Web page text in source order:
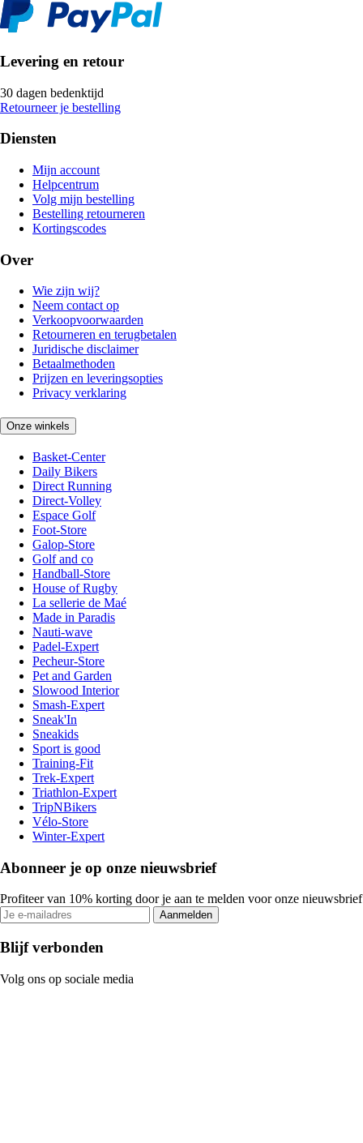
Levering en retour
30 dagen bedenktijd
Retourneer je bestelling
Diensten
Mijn account
Helpcentrum
Volg mijn bestelling
Bestelling retourneren
Kortingscodes
Over
Wie zijn wij?
Neem contact op
Verkoopvoorwaarden
Retourneren en terugbetalen
Juridische disclaimer
Betaalmethoden
Prijzen en leveringsopties
Privacy verklaring
Onze winkels
Basket-Center
Daily Bikers
Direct Running
Direct-Volley
Espace Golf
Foot-Store
Galop-Store
Golf and co
Handball-Store
House of Rugby
La sellerie de Maé
Made in Paradis
Nauti-wave
Padel-Expert
Pecheur-Store
Pet and Garden
Slowood Interior
Smash-Expert
Sneak'In
Sneakids
Sport is good
Training-Fit
Trek-Expert
Triathlon-Expert
TripNBikers
Vélo-Store
Winter-Expert
Abonneer je op onze nieuwsbrief
Profiteer van 10% korting door je aan te melden voor onze nieuwsbrief
Aanmelden
Blijf verbonden
Volg ons op sociale media